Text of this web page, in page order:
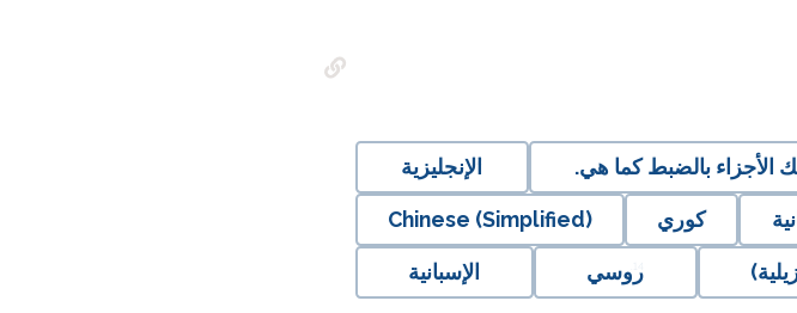
بالضبط كما هي. الإنجليزية
كوري Chinese (Simplified)
روسي الإسبانية